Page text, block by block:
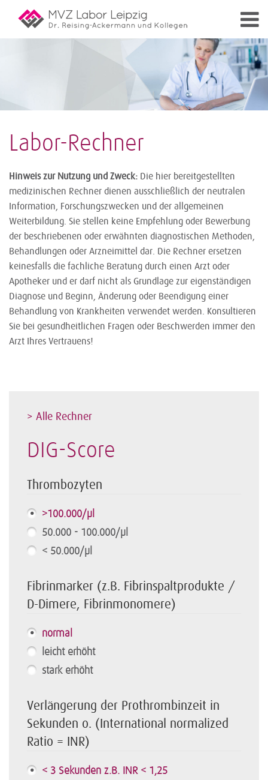
Labor-Rechner
Hinweis zur Nutzung und Zweck: Die hier bereitgestellten
medizinischen Rechner dienen ausschließlich der neutralen
Information, Forschungszwecken und der allgemeinen
Weiterbildung. Sie stellen keine Empfehlung oder Bewerbung
der beschriebenen oder erwähnten diagnostischen Methoden,
Behandlungen oder Arzneimittel dar. Die Rechner ersetzen
keinesfalls die fachliche Beratung durch einen Arzt oder
Apotheker und er darf nicht als Grundlage zur eigenständigen
Diagnose und Beginn, Änderung oder Beendigung einer
Behandlung von Krankheiten verwendet werden. Konsultieren
Sie bei gesundheitlichen Fragen oder Beschwerden immer den
Arzt Ihres Vertrauens!
> Alle Rechner
DIG-Score
Thrombozyten
>100.000/µl
50.000 - 100.000/µl
< 50.000/µl
Fibrinmarker (z.B. Fibrinspaltprodukte /
D-Dimere, Fibrinmonomere)
normal
leicht erhöht
stark erhöht
Verlängerung der Prothrombinzeit in
Sekunden o. (International normalized
Ratio = INR)
< 3 Sekunden z.B. INR < 1,25